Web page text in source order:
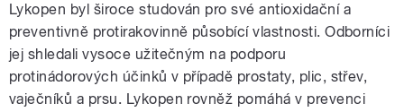
Lykopen byl široce studován pro své antioxidační a
preventivně protirakovinně působící vlastnosti. Odborníci
jej shledali vysoce užitečným na podporu
protinádorových účinků v případě prostaty, plic, střev,
vaječníků a prsu. Lykopen rovněž pomáhá v prevenci